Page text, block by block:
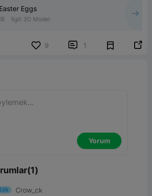
Eggs
İlgili 3D Model
9  1 
Yorum
Crow_ck